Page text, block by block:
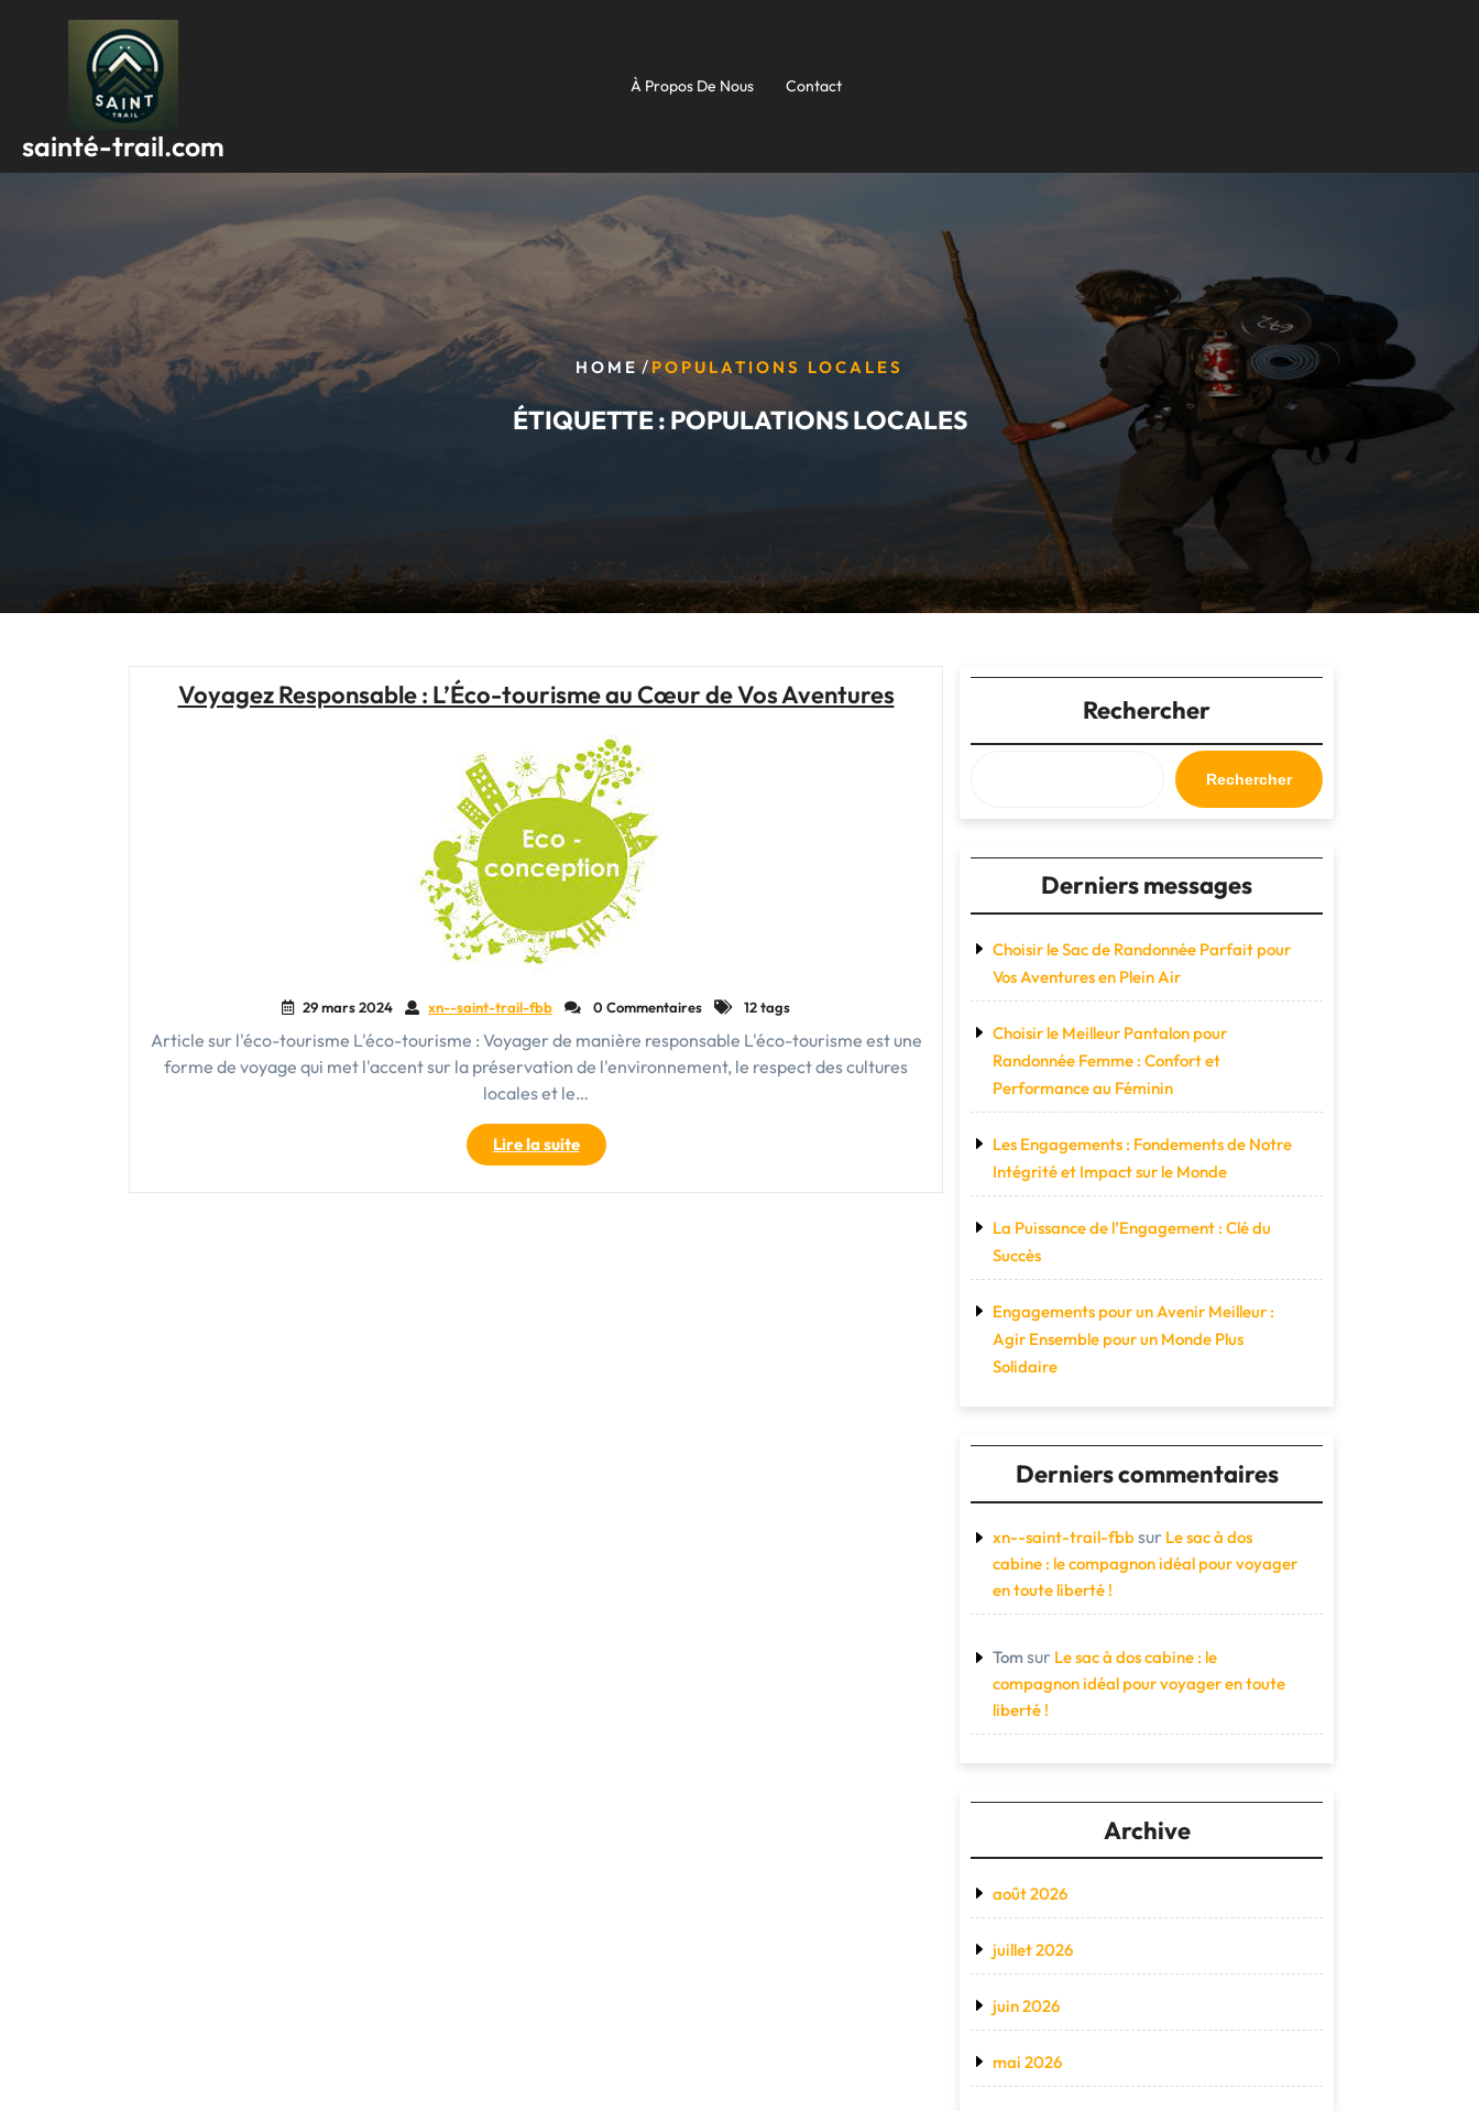
sainté-trail.com
À Propos De Nous Contact
HOME/ POPULATIONS LOCALES
ÉTIQUETTE : POPULATIONS LOCALES
Voyagez Responsable : L’Éco-tourisme au Cœur de Vos Aventures
29 mars 2024 xn--saint-trail-fbb 0 Commentaires 12 tags
Article sur l'éco-tourisme L'éco-tourisme : Voyager de manière responsable L'éco-tourisme est une
forme de voyage qui met l'accent sur la préservation de l'environnement, le respect des cultures
locales et le…
Lire la suite"Voyagez
Responsable
:
Rechercher
Rechercher
Derniers messages
Choisir le Sac de Randonnée Parfait pour
Vos Aventures en Plein Air
Choisir le Meilleur Pantalon pour
Randonnée Femme : Confort et
Performance au Féminin
Les Engagements : Fondements de Notre
Intégrité et Impact sur le Monde
La Puissance de l’Engagement : Clé du
Succès
Engagements pour un Avenir Meilleur :
Agir Ensemble pour un Monde Plus
Solidaire
Derniers commentaires
xn--saint-trail-fbbsur Le sac à dos
cabine : le compagnon idéal pour voyager
en toute liberté !
Tom sur Le sac à dos cabine : le
compagnon idéal pour voyager en toute
liberté !
Archive
août 2026
juillet 2026
juin 2026
mai 2026